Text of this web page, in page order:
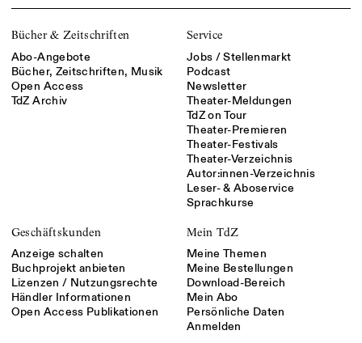
Bücher & Zeitschriften
Abo-Angebote
Bücher, Zeitschriften, Musik
Open Access
TdZ Archiv
Service
Jobs / Stellenmarkt
Podcast
Newsletter
Theater-Meldungen
TdZ on Tour
Theater-Premieren
Theater-Festivals
Theater-Verzeichnis
Autor:innen-Verzeichnis
Leser- & Aboservice
Sprachkurse
Geschäftskunden
Anzeige schalten
Buchprojekt anbieten
Lizenzen / Nutzungsrechte
Händler Informationen
Open Access Publikationen
Mein TdZ
Meine Themen
Meine Bestellungen
Download-Bereich
Mein Abo
Persönliche Daten
Anmelden